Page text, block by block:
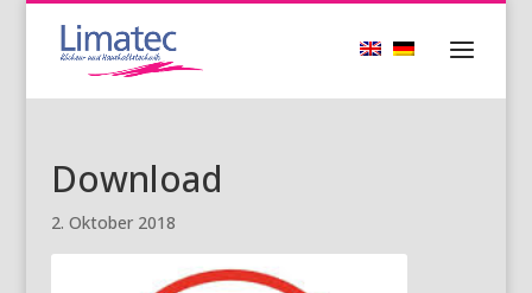
Download
2. Oktober 2018